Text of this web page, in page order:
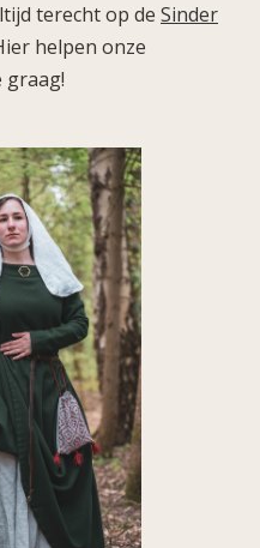
terecht op de Sinder
helpen onze
graag!